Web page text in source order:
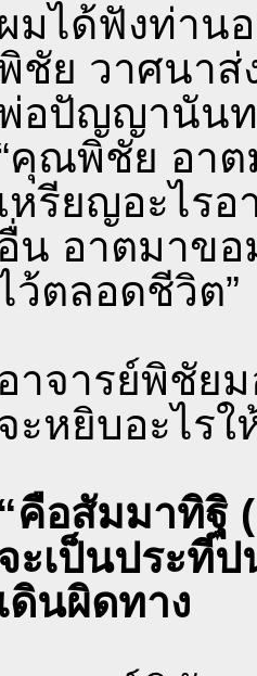
มได้ฟังท่าน
ชัย วาศนาส่
อปัญญานันท
คุณพิชัย อาต
เหรียญอะไร
น อาตมาข
ว้ตลอดชีวิต”
อาจารย์พิชัย
ะหยิบอะไร
คือสัมมาทิฐิ
ะเป็นประทีป
เดินผิดทาง